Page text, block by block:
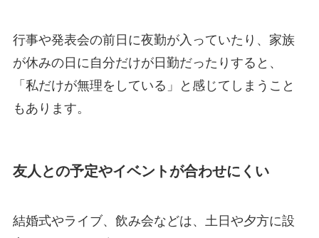
行事や発表会の前日に夜勤が入っていたり、家族
が休みの日に自分だけが日勤だったりすると、
「私だけが無理をしている」と感じてしまうこと
もあります。
友人との予定やイベントが合わせにくい
結婚式やライブ、飲み会などは、土日や夕方に設